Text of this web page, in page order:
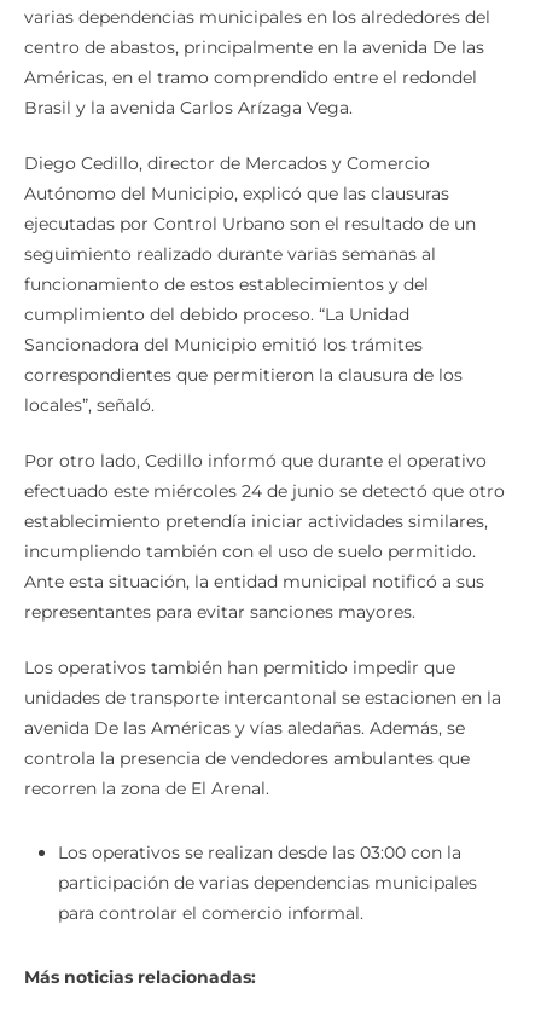
varias dependencias municipales en los alrededores del
centro de abastos, principalmente en la avenida De las
Américas, en el tramo comprendido entre el redondel
Brasil y la avenida Carlos Arízaga Vega.
Diego Cedillo, director de Mercados y Comercio
Autónomo del Municipio, explicó que las clausuras
ejecutadas por Control Urbano son el resultado de un
seguimiento realizado durante varias semanas al
funcionamiento de estos establecimientos y del
cumplimiento del debido proceso. “La Unidad
Sancionadora del Municipio emitió los trámites
correspondientes que permitieron la clausura de los
locales”, señaló.
Por otro lado, Cedillo informó que durante el operativo
efectuado este miércoles 24 de junio se detectó que otro
establecimiento pretendía iniciar actividades similares,
incumpliendo también con el uso de suelo permitido.
Ante esta situación, la entidad municipal notificó a sus
representantes para evitar sanciones mayores.
Los operativos también han permitido impedir que
unidades de transporte intercantonal se estacionen en la
avenida De las Américas y vías aledañas. Además, se
controla la presencia de vendedores ambulantes que
recorren la zona de El Arenal.
Los operativos se realizan desde las 03:00 con la
participación de varias dependencias municipales
para controlar el comercio informal.
Más noticias relacionadas: